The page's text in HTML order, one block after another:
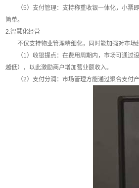
（5）支付管理：支持称重收银一体化，小票即
简单。
2.智慧化经营
不仅支持物业管理精细化，同时能加强对市场
（1）收银提点：在费用周期内，市场可通过设
越低），以此激励商户增加营业额收入。
（2）支付分润：市场管理方能通过聚合支付产